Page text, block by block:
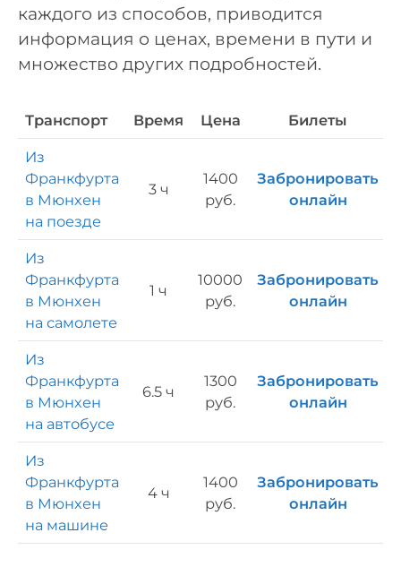
каждого из способов, приводится
информация о ценах, времени в пути и
множество других подробностей.
Транспорт Время Цена Билеты
Из
Франкфурта
в Мюнхен
на поезде
3 ч
1400
руб.
Забронировать
онлайн
Из
Франкфурта
в Мюнхен
на самолете
1 ч
10000
руб.
Забронировать
онлайн
Из
Франкфурта
в Мюнхен
на автобусе
6.5 ч
1300
руб.
Забронировать
онлайн
Из
Франкфурта
в Мюнхен
на машине
4 ч
1400
руб.
Забронировать
онлайн